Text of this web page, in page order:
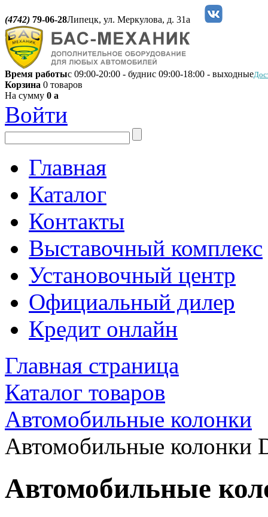
(4742) 79-06-28Липецк, ул. Меркулова, д. 31а
Время работыс 09:00-20:00 - буднис 09:00-18:00 - выходные
Корзина 0 товаров
На сумму 0 a
Войти
Главная
Каталог
Контакты
Выставочный комплекс
Установочный центр
Официальный дилер
Кредит онлайн
Главная страница
Каталог товаров
Автомобильные колонки
Автомобильные колонки
Автомобильные